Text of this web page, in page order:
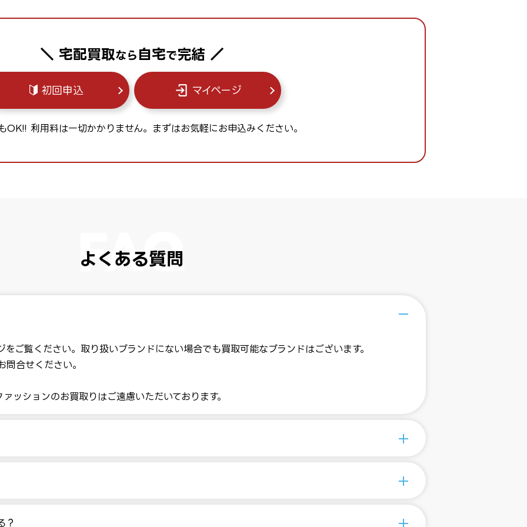
＼ 宅配買取なら自宅で完結 ／
初回申込 マイページ
OK!! 利用料は一切かかりません。 まずはお気軽にお申込みください。
よくある質問
をご覧ください。取り扱いブランドにない場合でも買取可能なブランドはございます。
問合せください。
ッションのお買取りはご遠慮いただいております。
？